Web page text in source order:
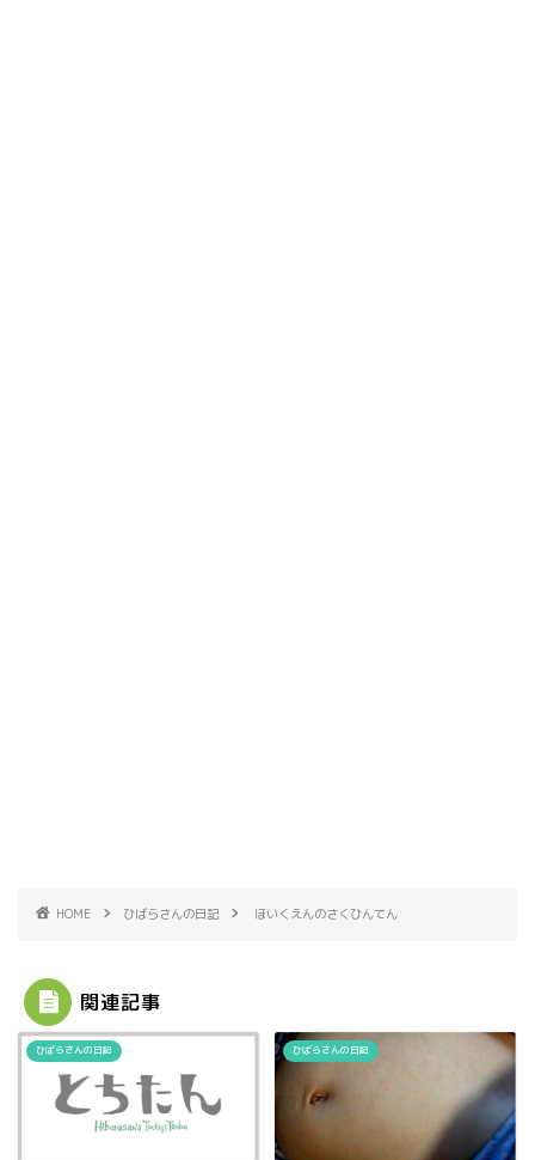
HOME ひばらさんの日記 ほいくえんのさくひんてん
関連記事
ひばらさんの日記 ひばらさんの日記